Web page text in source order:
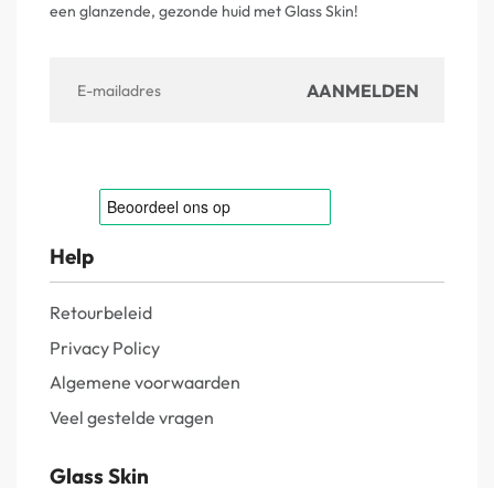
een glanzende, gezonde huid met Glass Skin!
Help
Retourbeleid
Privacy Policy
Algemene voorwaarden
Veel gestelde vragen
Glass Skin